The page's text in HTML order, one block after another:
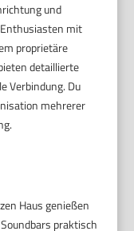
und
mit
proprietäre
detaillierte
Verbindung. Du
mehrerer
Haus genießen
praktisch